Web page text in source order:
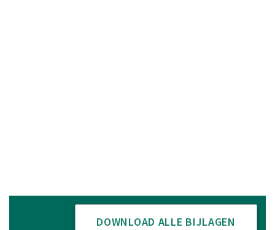
DOWNLOAD ALLE BIJLAGEN